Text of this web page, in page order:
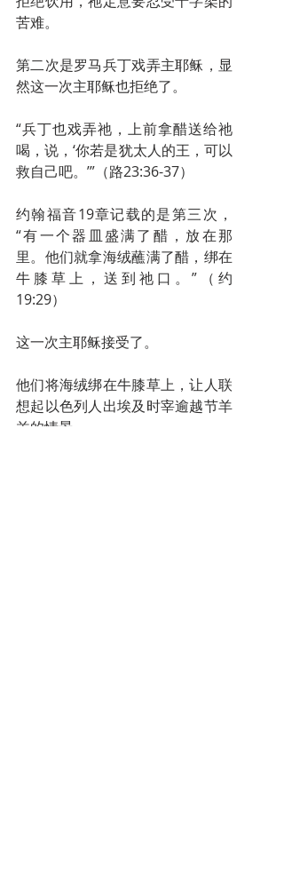
苦难。
第二次是罗马兵丁戏弄主耶稣，显
然这一次主耶稣也拒绝了。
“兵丁也戏弄祂，上前拿醋送给祂
喝，说，‘你若是犹太人的王，可以
救自己吧。’”（路23:36-37）
约翰福音19章记载的是第三次，
“有一个器皿盛满了醋，放在那
里。他们就拿海绒蘸满了醋，绑在
牛膝草上，送到祂口。”（约
19:29）
这一次主耶稣接受了。
他们将海绒绑在牛膝草上，让人联
想起以色列人出埃及时宰逾越节羊
羔的情景。